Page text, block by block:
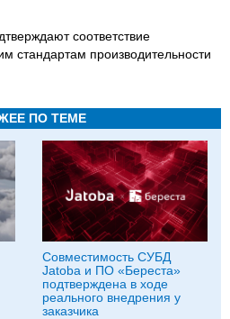
соответствие
стандартам производительности
ПО ТЕМЕ
Совместимость СУБД
Jatoba и ПО «Береста»
подтверждена в ходе
реального внедрения у
заказчика